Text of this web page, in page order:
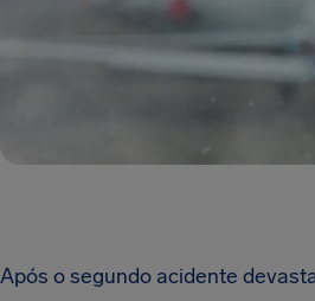
Após o segundo acidente